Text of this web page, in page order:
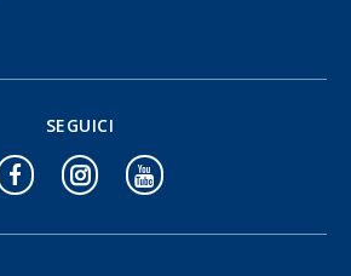
SEGUICI